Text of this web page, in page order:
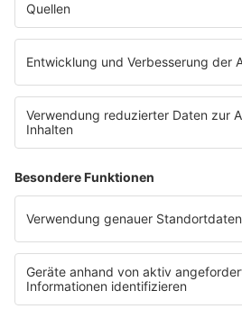
Empfang
barba radio App
Impressum
Datenschutz Facebook & Instagram
Datenschutzeinstellungen
Clubbedingungen
Werbung schalten
Waffel-Werbepartner
80s80s.de
90s90s.de
Schlagerplanetradio.com
1deutsch.de